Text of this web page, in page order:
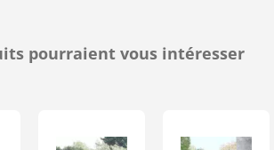
pourraient vous intéresser